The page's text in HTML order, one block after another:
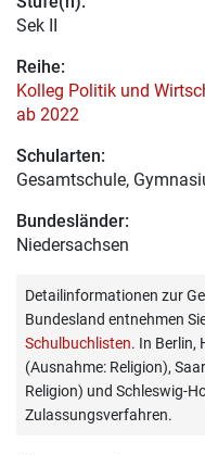
Sek II
Reihe:
Kolleg Politik und
ab 2022
Schularten:
Gesamtschule,
Bundesländer:
Niedersachsen
Detailinformationen zur
Bundesland entnehmen
Schulbuchlisten. In Berlin,
(Ausnahme: Religion),
Religion) und Schleswig-
Zulassungsverfahren.